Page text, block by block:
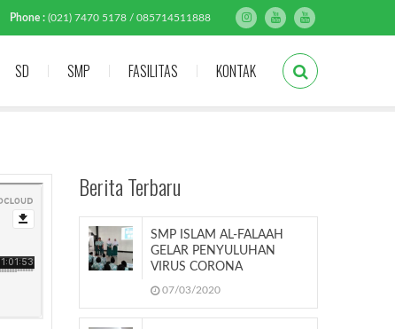
Phone : (021) 7470 5178 / 085714511888
SD SMP FASILITAS KONTAK
Berita Terbaru
SMP ISLAM AL-FALAAH
GELAR PENYULUHAN
VIRUS CORONA
07/03/2020